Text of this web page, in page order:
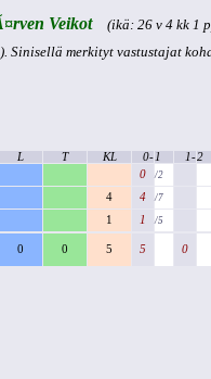
Veikot
(ikä: 26 v 4 kk 1
Sinisellä merkityt vastustajat
L T KL 0-1 1-2
0 /2
4 4 /7
1 1 /5
0 0 5 5 0